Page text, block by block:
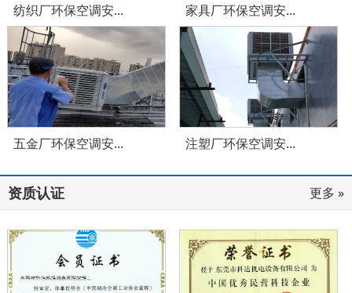
纺织厂环保空调安... 家具厂环保空调安...
五金厂环保空调安... 注塑厂环保空调安...
资质认证 更多 »